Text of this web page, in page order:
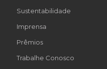
Sustentabilidade
Imprensa
Prêmios
Trabalhe Conosco